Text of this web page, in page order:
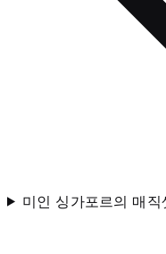
미인 싱가포르의 매